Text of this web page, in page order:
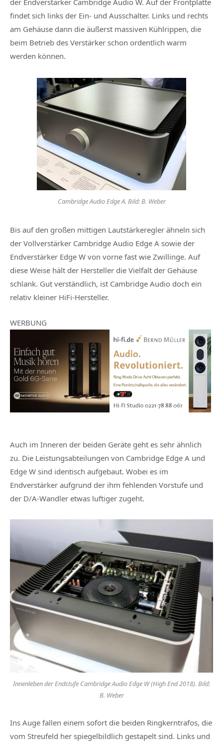
der Endverstärker Cambridge Audio W. Auf der Frontplatte
findet sich links der Ein- und Ausschalter. Links und rechts
am Gehäuse dann die äußerst massiven Kühlrippen, die
beim Betrieb des Verstärker schon ordentlich warm
werden können.
Cambridge Audio Edge A. Bild: B. Weber
Bis auf den großen mittigen Lautstärkeregler ähneln sich
der Vollverstärker Cambridge Audio Edge A sowie der
Endverstärker Edge W von vorne fast wie Zwillinge. Auf
diese Weise hält der Hersteller die Vielfalt der Gehäuse
schlank. Gut verständlich, ist Cambridge Audio doch ein
relativ kleiner HiFi-Hersteller.
WERBUNG
Auch im Inneren der beiden Geräte geht es sehr ähnlich
zu. Die Leistungsabteilungen von Cambridge Edge A und
Edge W sind identisch aufgebaut. Wobei es im
Endverstärker aufgrund der ihm fehlenden Vorstufe und
der D/A-Wandler etwas luftiger zugeht.
Innenleben der Endstufe Cambridge Audio Edge W (High End 2018). Bild:
B. Weber
Ins Auge fallen einem sofort die beiden Ringkerntrafos, die
vom Streufeld her spiegelbildlich gestapelt sind. Links und